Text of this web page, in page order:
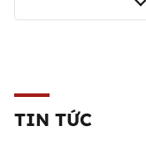
TIN TỨC